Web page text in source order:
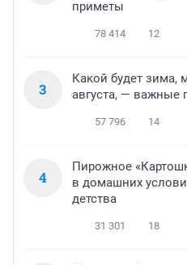
приметы
78 414 12
3
Какой будет зима,
августа, — важные
57 796 14
4
Пирожное
в домашних
детства
31 301 18